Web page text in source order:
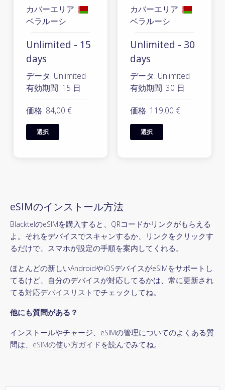
カバーエリア:
ベラルーシ
Unlimited - 15
days
データ: Unlimited
有効期間: 15 日
価格: 84,00 €
選択
カバーエリア:
ベラルーシ
Unlimited - 30
days
データ: Unlimited
有効期間: 30 日
価格: 119,00 €
選択
eSIMのインストール方法
BlacktelのeSIMを購入すると、QRコードかリンクがもらえる
よ。それをデバイスでスキャンするか、リンクをクリックす
るだけで、スマホが設定の手順を案内してくれる。
ほとんどの新しいAndroidやiOSデバイスがeSIMをサポートし
てるけど、自分のデバイスが対応してるかは、常に更新され
てる対応デバイスリスト でチェックしてね。
他にも質問がある？
インストールやチャージ、eSIMの管理についてのよくある質
問は、 eSIMの使い方ガイド を読んでみてね。